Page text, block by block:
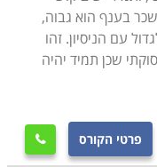
רחבה יותר בתחום
צנרת
שנהנים משירותי
העוסקים בעיצוב
בענף הוא גבוה,
עם הניסיון. זהו
שכן תמיד יהיה
פרטי הקורס 